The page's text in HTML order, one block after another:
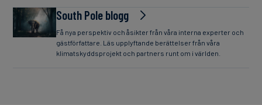
South Pole blogg
Få nya perspektiv och åsikter från våra interna experter och
gästförfattare. Läs upplyftande berättelser från våra
klimatskyddsprojekt och partners runt om i världen.